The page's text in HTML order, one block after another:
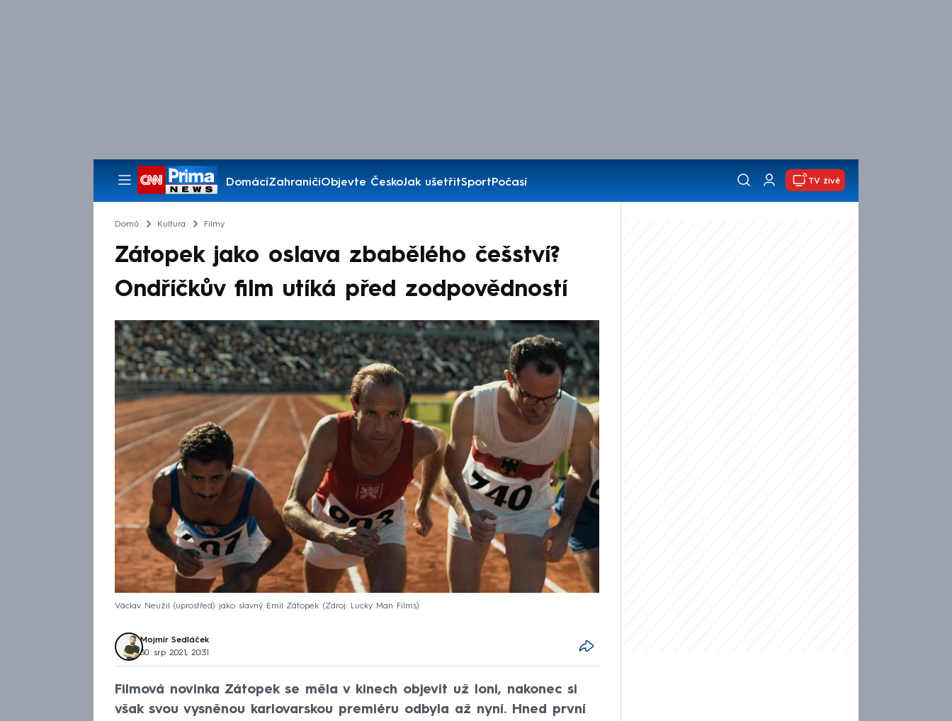
DomácíZahraničíObjevte ČeskoJak ušetřitSportPočasí
Pořady
TV živě
Domů Kultura Filmy
Zátopek jako oslava zbabělého češství?
Ondříčkův film utíká před zodpovědností
Václav Neužil (uprostřed) jako slavný Emil Zátopek Zdroj: Lucky Man Films
Mojmír Sedláček
30. srp 2021, 20:31
Filmová novinka Zátopek se měla v kinech objevit už loni, nakonec si
však svou vysněnou karlovarskou premiéru odbyla až nyní. Hned první